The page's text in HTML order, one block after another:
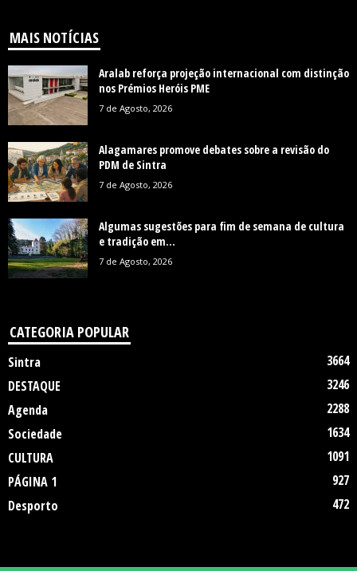
MAIS NOTÍCIAS
Aralab reforça projeção internacional com distinção
nos Prémios Heróis PME
7 de Agosto, 2026
Alagamares promove debates sobre a revisão do
PDM de Sintra
7 de Agosto, 2026
Algumas sugestões para fim de semana de cultura
e tradição em...
7 de Agosto, 2026
CATEGORIA POPULAR
Sintra
3664
DESTAQUE
3246
Agenda
2288
Sociedade
1634
CULTURA
1091
PÁGINA 1
927
Desporto
472